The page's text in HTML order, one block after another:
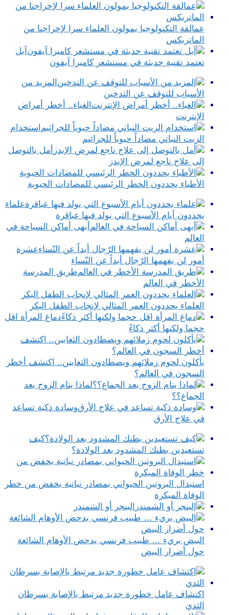
عمالقة التكنولوجيا يمولون العلماء سرا لإخراجنا من
الماتريكس
آبل
تعتمد تقنية حديثة في مستشعر كاميرا آيفون
المزيد من
الأسباب للتوقف عن التدخين
الغباء.. أخطر أمراض
الإنترنت
استخدام
الزيت النباتي مضاداً حيوياً للجراثيم
أمل بالتوصل
إلى علاج ناجع لمرض الإيدز
الأطباء يحددون الخطر الرئيسي للمضادات الحيوية
علماء
يحددون أيام الأسبوع التي يولد فيها عباقرة
أبهى أماكن السباحة في
العالم
عشرة
أمور لن يفهمها الرّجال أبداً عن النّساء
طريق المدرسة
الأخطر في العالم
العلماء يحددون العمر المثالي لإنجاب الطفل البكر
دماغ المرأة اقل
حجما ولكنها أكثر ذكاءً
يأكلون لحوم زملائهم ويصطادون الثعابين.. اكتشف أخطر
السجون في العالم؟
لماذا ينام الزوج بعد
الجماع؟؟
وسادة ذكية تساعد
في علاج الأرق
كيف
تستعيدين بطنك المشدود بعد الولادة؟
استبدال البروتين الحيواني بمصادر نباتية يخفض من خطر
الوفاة المبكرة
البنجر أو الشمندر
البيض بريء … طبيب فرنسي يدحض الأوهام الشائعة
حول أضرار البيض
اكتشاف عامل خطورة جديد مرتبط بالإصابة بسرطان
الثدي